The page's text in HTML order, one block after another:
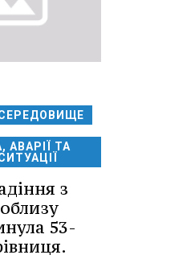
АВАРІЇ ТА
з
53-